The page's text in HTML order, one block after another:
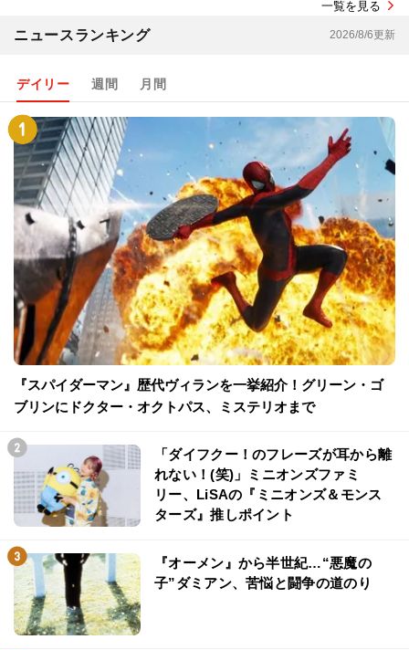
一覧を見る
ニュースランキング 2026/8/6更新
デイリー 週間 月間
『スパイダーマン』歴代ヴィランを一挙紹介！グリーン・ゴ
ブリンにドクター・オクトパス、ミステリオまで
「ダイフクー！のフレーズが耳から離
れない！(笑)」ミニオンズファミ
リー、LiSAの『ミニオンズ＆モンス
ターズ』推しポイント
『オーメン』から半世紀…“悪魔の
子”ダミアン、苦悩と闘争の道のり